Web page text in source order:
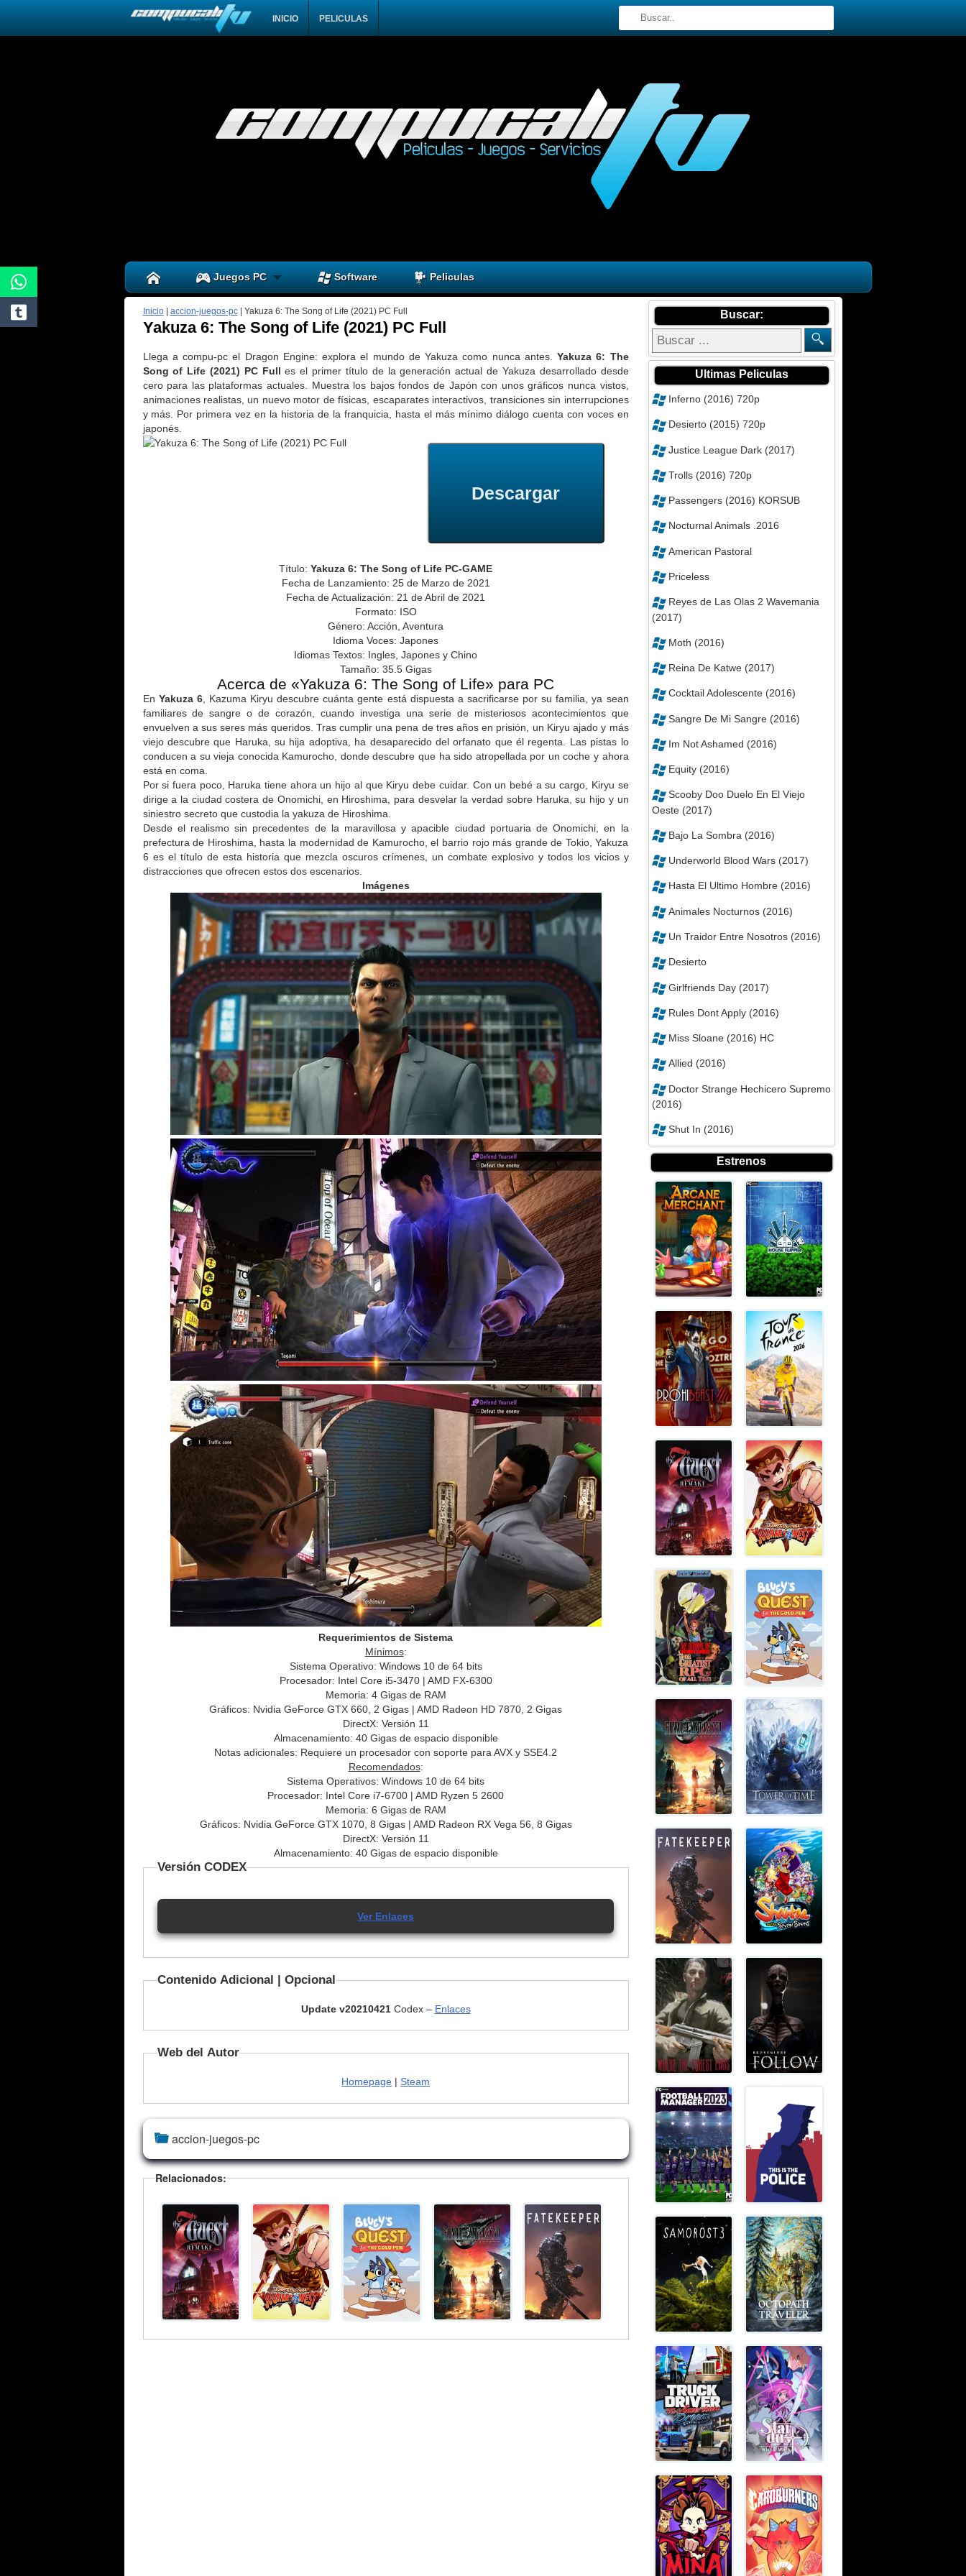
INICIO PELICULAS
Juegos PC Software Peliculas
Inicio| accion-juegos-pc| Yakuza 6: The Song of Life (2021) PC Full
Yakuza 6: The Song of Life (2021) PC Full
Llega a compu-pc el Dragon Engine: explora el mundo de Yakuza como nunca antes. Yakuza 6: The
Song of Life (2021) PC Full es el primer título de la generación actual de Yakuza desarrollado desde
cero para las plataformas actuales. Muestra los bajos fondos de Japón con unos gráficos nunca vistos,
animaciones realistas, un nuevo motor de físicas, escaparates interactivos, transiciones sin interrupciones
y más. Por primera vez en la historia de la franquicia, hasta el más mínimo diálogo cuenta con voces en
japonés.
Descargar
Título: Yakuza 6: The Song of Life PC-GAME
Fecha de Lanzamiento: 25 de Marzo de 2021
Fecha de Actualización: 21 de Abril de 2021
Formato: ISO
Género: Acción, Aventura
Idioma Voces: Japones
Idiomas Textos: Ingles, Japones y Chino
Tamaño: 35.5 Gigas
Acerca de «Yakuza 6: The Song of Life» para PC
En Yakuza 6, Kazuma Kiryu descubre cuánta gente está dispuesta a sacrificarse por su familia, ya sean
familiares de sangre o de corazón, cuando investiga una serie de misteriosos acontecimientos que
envuelven a sus seres más queridos. Tras cumplir una pena de tres años en prisión, un Kiryu ajado y más
viejo descubre que Haruka, su hija adoptiva, ha desaparecido del orfanato que él regenta. Las pistas lo
conducen a su vieja conocida Kamurocho, donde descubre que ha sido atropellada por un coche y ahora
está en coma.
Por si fuera poco, Haruka tiene ahora un hijo al que Kiryu debe cuidar. Con un bebé a su cargo, Kiryu se
dirige a la ciudad costera de Onomichi, en Hiroshima, para desvelar la verdad sobre Haruka, su hijo y un
siniestro secreto que custodia la yakuza de Hiroshima.
Desde el realismo sin precedentes de la maravillosa y apacible ciudad portuaria de Onomichi, en la
prefectura de Hiroshima, hasta la modernidad de Kamurocho, el barrio rojo más grande de Tokio, Yakuza
6 es el título de esta historia que mezcla oscuros crímenes, un combate explosivo y todos los vicios y
distracciones que ofrecen estos dos escenarios.
Imágenes
Requerimientos de Sistema
Mínimos:
Sistema Operativo: Windows 10 de 64 bits
Procesador: Intel Core i5-3470 | AMD FX-6300
Memoria: 4 Gigas de RAM
Gráficos: Nvidia GeForce GTX 660, 2 Gigas | AMD Radeon HD 7870, 2 Gigas
DirectX: Versión 11
Almacenamiento: 40 Gigas de espacio disponible
Notas adicionales: Requiere un procesador con soporte para AVX y SSE4.2
Recomendados:
Sistema Operativos: Windows 10 de 64 bits
Procesador: Intel Core i7-6700 | AMD Ryzen 5 2600
Memoria: 6 Gigas de RAM
Gráficos: Nvidia GeForce GTX 1070, 8 Gigas | AMD Radeon RX Vega 56, 8 Gigas
DirectX: Versión 11
Almacenamiento: 40 Gigas de espacio disponible
Versión CODEX
Ver Enlaces
Contenido Adicional | Opcional
Update v20210421Codex – Enlaces
Web del Autor
Homepage | Steam
accion-juegos-pc
Relacionados:
Buscar:
Ultimas Peliculas
Inferno (2016) 720p
Desierto (2015) 720p
Justice League Dark (2017)
Trolls (2016) 720p
Passengers (2016) KORSUB
Nocturnal Animals .2016
American Pastoral
Priceless
Reyes de Las Olas 2 Wavemania
(2017)
Moth (2016)
Reina De Katwe (2017)
Cocktail Adolescente (2016)
Sangre De Mi Sangre (2016)
Im Not Ashamed (2016)
Equity (2016)
Scooby Doo Duelo En El Viejo
Oeste (2017)
Bajo La Sombra (2016)
Underworld Blood Wars (2017)
Hasta El Ultimo Hombre (2016)
Animales Nocturnos (2016)
Un Traidor Entre Nosotros (2016)
Desierto
Girlfriends Day (2017)
Rules Dont Apply (2016)
Miss Sloane (2016) HC
Allied (2016)
Doctor Strange Hechicero Supremo
(2016)
Shut In (2016)
Estrenos